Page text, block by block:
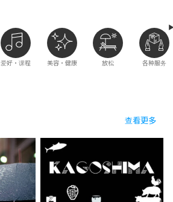
爱好・课程 美容・健康 放松 各种服务
查看更多